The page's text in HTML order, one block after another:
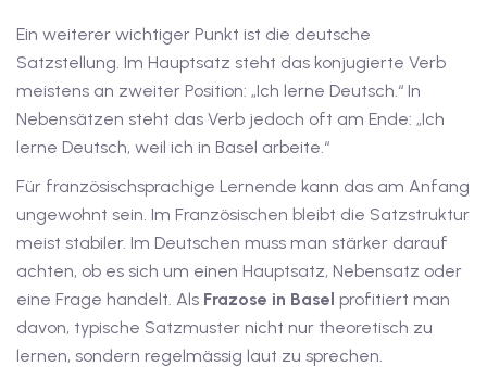
mit Gutschein
mit
A2
Deutschkurse mit
Deutschkurse mit
Ein weiterer wichtiger Punkt ist die deutsche
Satzstellung. Im Hauptsatz steht das konjugierte Verb
meistens an zweiter Position: „Ich lerne Deutsch.“ In
Nebensätzen steht das Verb jedoch oft am Ende: „Ich
lerne Deutsch, weil ich in Basel arbeite.“
Für französischsprachige Lernende kann das am Anfang
ungewohnt sein. Im Französischen bleibt die Satzstruktur
meist stabiler. Im Deutschen muss man stärker darauf
achten, ob es sich um einen Hauptsatz, Nebensatz oder
eine Frage handelt. Als Frazose in Basel profitiert man
davon, typische Satzmuster nicht nur theoretisch zu
lernen, sondern regelmässig laut zu sprechen.